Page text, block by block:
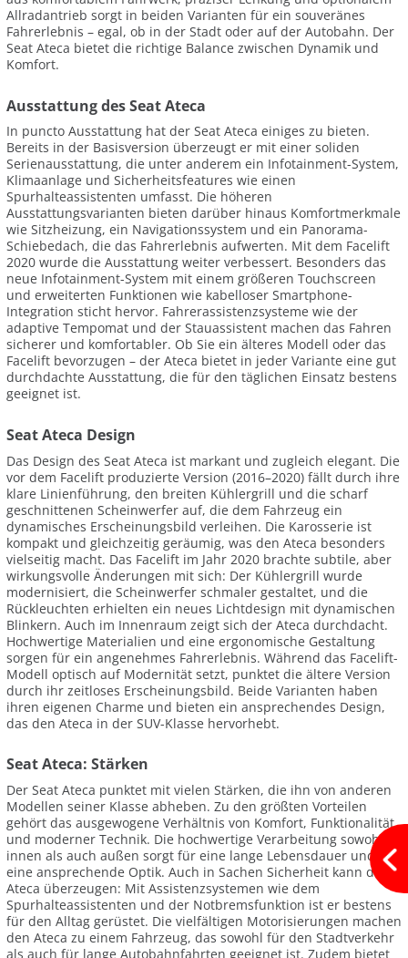
Allradantrieb sorgt in beiden Varianten für ein souveränes
Fahrerlebnis – egal, ob in der Stadt oder auf der Autobahn. Der
Seat Ateca bietet die richtige Balance zwischen Dynamik und
Komfort.
Ausstattung des Seat Ateca
In puncto Ausstattung hat der Seat Ateca einiges zu bieten.
Bereits in der Basisversion überzeugt er mit einer soliden
Serienausstattung, die unter anderem ein Infotainment-System,
Klimaanlage und Sicherheitsfeatures wie einen
Spurhalteassistenten umfasst. Die höheren
Ausstattungsvarianten bieten darüber hinaus Komfortmerkmale
wie Sitzheizung, ein Navigationssystem und ein Panorama-
Schiebedach, die das Fahrerlebnis aufwerten. Mit dem Facelift
2020 wurde die Ausstattung weiter verbessert. Besonders das
neue Infotainment-System mit einem größeren Touchscreen
und erweiterten Funktionen wie kabelloser Smartphone-
Integration sticht hervor. Fahrerassistenzsysteme wie der
adaptive Tempomat und der Stauassistent machen das Fahren
sicherer und komfortabler. Ob Sie ein älteres Modell oder das
Facelift bevorzugen – der Ateca bietet in jeder Variante eine gut
durchdachte Ausstattung, die für den täglichen Einsatz bestens
geeignet ist.
Seat Ateca Design
Das Design des Seat Ateca ist markant und zugleich elegant. Die
vor dem Facelift produzierte Version (2016–2020) fällt durch ihre
klare Linienführung, den breiten Kühlergrill und die scharf
geschnittenen Scheinwerfer auf, die dem Fahrzeug ein
dynamisches Erscheinungsbild verleihen. Die Karosserie ist
kompakt und gleichzeitig geräumig, was den Ateca besonders
vielseitig macht. Das Facelift im Jahr 2020 brachte subtile, aber
wirkungsvolle Änderungen mit sich: Der Kühlergrill wurde
modernisiert, die Scheinwerfer schmaler gestaltet, und die
Rückleuchten erhielten ein neues Lichtdesign mit dynamischen
Blinkern. Auch im Innenraum zeigt sich der Ateca durchdacht.
Hochwertige Materialien und eine ergonomische Gestaltung
sorgen für ein angenehmes Fahrerlebnis. Während das Facelift-
Modell optisch auf Modernität setzt, punktet die ältere Version
durch ihr zeitloses Erscheinungsbild. Beide Varianten haben
ihren eigenen Charme und bieten ein ansprechendes Design,
das den Ateca in der SUV-Klasse hervorhebt.
Seat Ateca: Stärken
Der Seat Ateca punktet mit vielen Stärken, die ihn von anderen
Modellen seiner Klasse abheben. Zu den größten Vorteilen
gehört das ausgewogene Verhältnis von Komfort, Funktionalität
und moderner Technik. Die hochwertige Verarbeitung sowohl
innen als auch außen sorgt für eine lange Lebensdauer und
eine ansprechende Optik. Auch in Sachen Sicherheit kann der
Ateca überzeugen: Mit Assistenzsystemen wie dem
Spurhalteassistenten und der Notbremsfunktion ist er bestens
für den Alltag gerüstet. Die vielfältigen Motorisierungen machen
den Ateca zu einem Fahrzeug, das sowohl für den Stadtverkehr
als auch für lange Autobahnfahrten geeignet ist. Zudem bietet